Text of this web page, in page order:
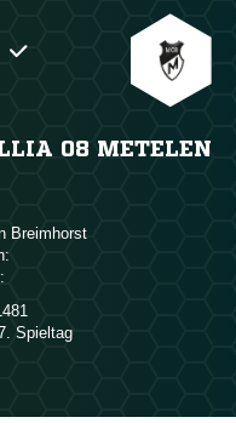
08 METELEN

Spieltag